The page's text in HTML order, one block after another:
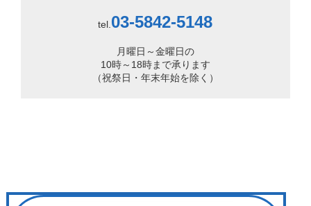
tel. 03-5842-5148
月曜日～金曜日の
10時～18時まで承ります
（祝祭日・年末年始を除く）